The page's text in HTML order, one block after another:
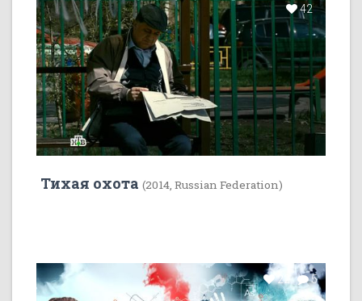
42
Тихая охота (2014, Russian Federation)
22 5